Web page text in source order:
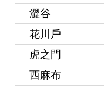
澀谷
花川戶
虎之門
西麻布